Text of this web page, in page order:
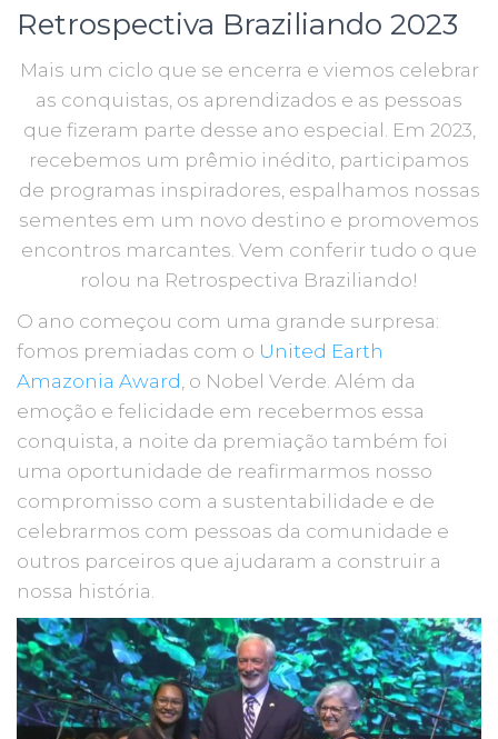
Retrospectiva Braziliando 2023
Mais um ciclo que se encerra e viemos celebrar
as conquistas, os aprendizados e as pessoas
que fizeram parte desse ano especial. Em 2023,
recebemos um prêmio inédito, participamos
de programas inspiradores, espalhamos nossas
sementes em um novo destino e promovemos
encontros marcantes. Vem conferir tudo o que
rolou na Retrospectiva Braziliando!
O ano começou com uma grande surpresa:
fomos premiadas com o United Earth
Amazonia Award , o Nobel Verde. Além da
emoção e felicidade em recebermos essa
conquista, a noite da premiação também foi
uma oportunidade de reafirmarmos nosso
compromisso com a sustentabilidade e de
celebrarmos com pessoas da comunidade e
outros parceiros que ajudaram a construir a
nossa história.